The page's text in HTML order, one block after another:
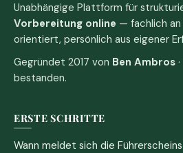
Unabhängige Plattform für
Vorbereitung online — fachlich
orientiert, persönlich aus eigener
Gegründet 2017 von Ben Ambros
bestanden.
ERSTE SCHRITTE
Wann meldet sich die